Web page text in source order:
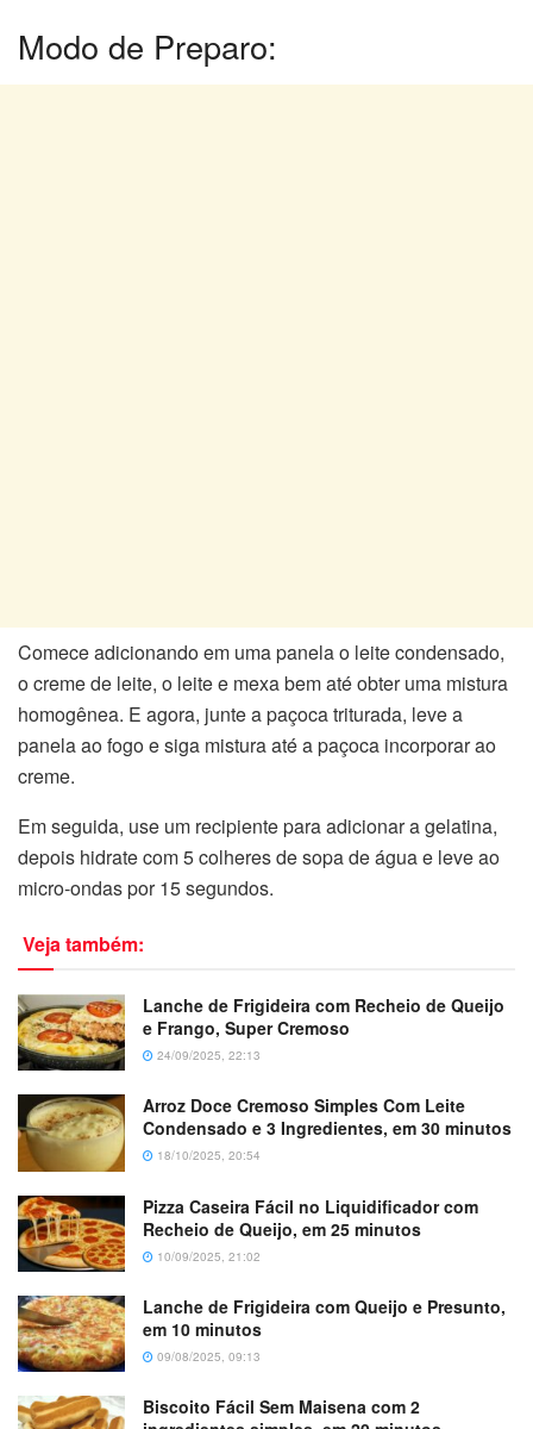
Modo de Preparo:
Comece adicionando em uma panela o leite condensado,
o creme de leite, o leite e mexa bem até obter uma mistura
homogênea. E agora, junte a paçoca triturada, leve a
panela ao fogo e siga mistura até a paçoca incorporar ao
creme.
Em seguida, use um recipiente para adicionar a gelatina,
depois hidrate com 5 colheres de sopa de água e leve ao
micro-ondas por 15 segundos.
Veja também:
Lanche de Frigideira com Recheio de Queijo
e Frango, Super Cremoso
24/09/2025, 22:13
Arroz Doce Cremoso Simples Com Leite
Condensado e 3 Ingredientes, em 30 minutos
18/10/2025, 20:54
Pizza Caseira Fácil no Liquidificador com
Recheio de Queijo, em 25 minutos
10/09/2025, 21:02
Lanche de Frigideira com Queijo e Presunto,
em 10 minutos
09/08/2025, 09:13
Biscoito Fácil Sem Maisena com 2